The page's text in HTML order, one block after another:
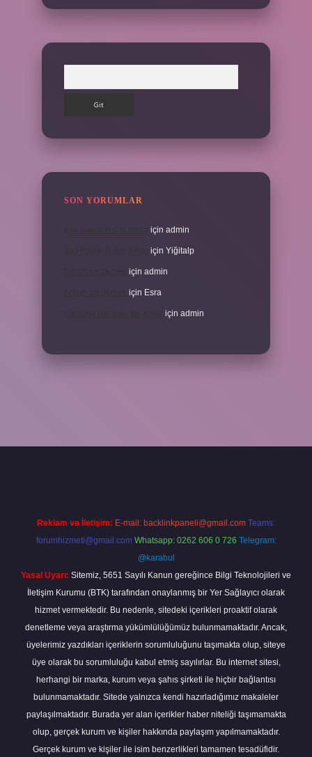
SON YORUMLAR
için admin
için Yiğitalp
için admin
için Esra
için admin
Reklam ve İletişim: E-mail: backlinkpaneli@gmail.com Teams:
forumhizmeti@gmail.com Whatsapp: 0262 606 0 726 Telegram:
@karabul
Yasal Uyarı: Sitemiz, 5651 Sayılı Kanun gereğince Bilgi Teknolojileri ve
İletişim Kurumu (BTK) tarafından onaylanmış bir Yer Sağlayıcı olarak
hizmet vermektedir. Bu nedenle, sitedeki içerikleri proaktif olarak
denetleme veya araştırma yükümlülüğümüz bulunmamaktadır. Ancak,
üyelerimiz yazdıkları içeriklerin sorumluluğunu taşımakta olup, siteye
üye olarak bu sorumluluğu kabul etmiş sayılırlar. Bu internet sitesi,
herhangi bir marka, kurum veya şahıs şirketi ile hiçbir bağlantısı
bulunmamaktadır. Sitede yalnızca kendi hazırladığımız makaleler
paylaşılmaktadır. Burada yer alan içerikler haber niteliği taşımamakta
olup, gerçek kurum ve kişiler hakkında paylaşım yapılmamaktadır.
Gerçek kurum ve kişiler ile isim benzerlikleri tamamen tesadüfidir.